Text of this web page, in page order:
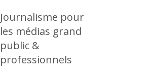
Journalisme pour
les médias grand
public &
professionnels